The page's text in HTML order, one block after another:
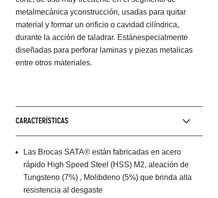
metalmecánica yconstrucción, usadas para quitar
material y formar un orificio o cavidad cilíndrica,
durante la acción de taladrar. Estánespecialmente
diseñadas para perforar laminas y piezas metalicas
entre otros materiales.
CARACTERÍSTICAS
Las Brocas SATA® están fabricadas en acero
rápido High Speed Steel (HSS) M2, aleación de
Tungsteno (7%) , Molibdeno (5%) que brinda alta
resistencia al desgaste